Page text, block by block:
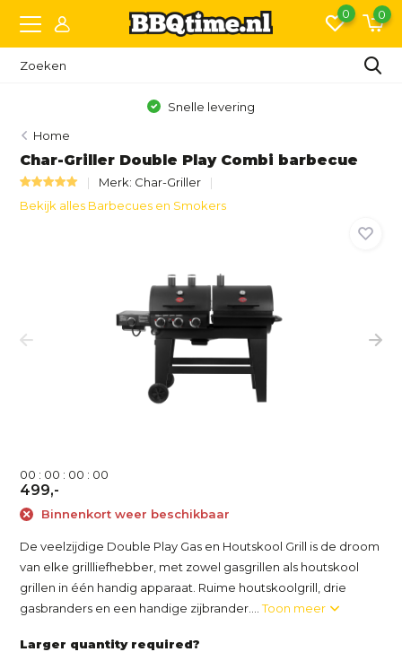
0 0
Gratis bezorging vanaf €150,- (NL)*
Home
Char-Griller Double Play Combi barbecue
Merk: Char-Griller
Bekijk alles Barbecues en Smokers
00 : 00 : 00 : 00
499,-
Binnenkort weer beschikbaar
De veelzijdige Double Play Gas en Houtskool Grill is de droom
van elke grillliefhebber, met zowel gasgrillen als houtskool
grillen in één handig apparaat. Ruime houtskoolgrill, drie
gasbranders en een handige zijbrander....Toon meer
Larger quantity required?